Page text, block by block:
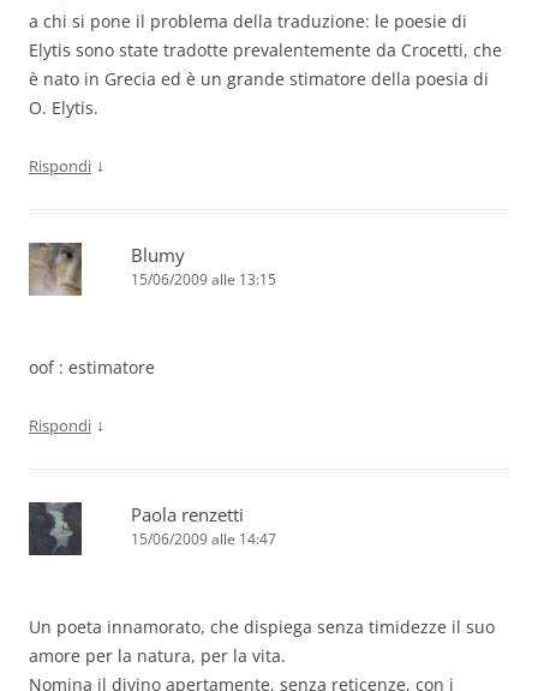
a chi si pone il problema della traduzione: le poesie di
Elytis sono state tradotte prevalentemente da Crocetti, che
è nato in Grecia ed è un grande stimatore della poesia di
O. Elytis.
Rispondi ↓
Blumy
15/06/2009 alle 13:15
oof : estimatore
Rispondi ↓
Paola renzetti
15/06/2009 alle 14:47
Un poeta innamorato, che dispiega senza timidezze il suo
amore per la natura, per la vita.
Nomina il divino apertamente, senza reticenze, con i